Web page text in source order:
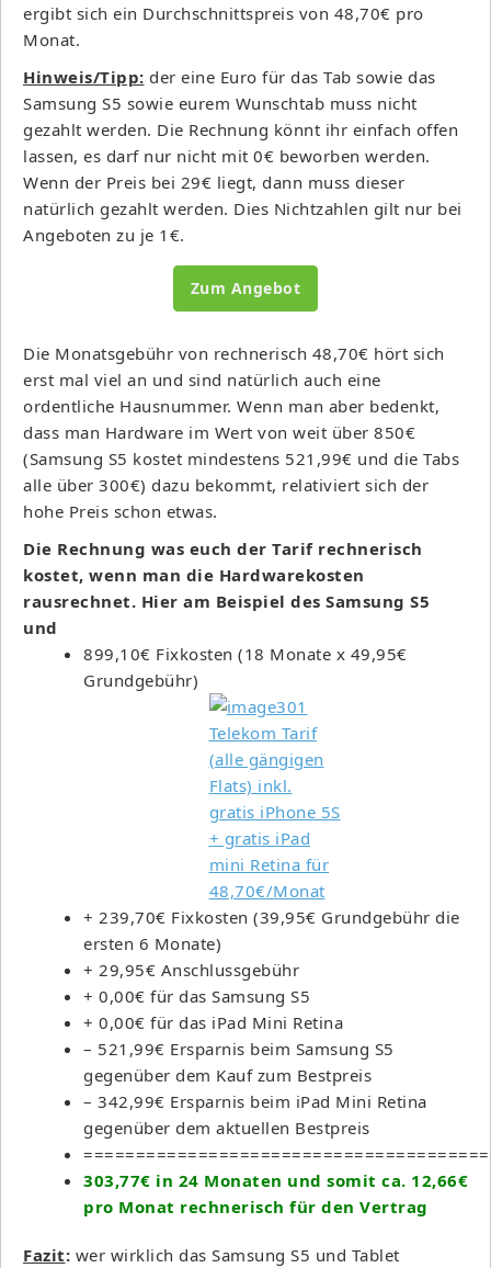
ergibt sich ein Durchschnittspreis von 48,70€ pro
Monat.
Hinweis/Tipp: der eine Euro für das Tab sowie das
Samsung S5 sowie eurem Wunschtab muss nicht
gezahlt werden. Die Rechnung könnt ihr einfach offen
lassen, es darf nur nicht mit 0€ beworben werden.
Wenn der Preis bei 29€ liegt, dann muss dieser
natürlich gezahlt werden. Dies Nichtzahlen gilt nur bei
Angeboten zu je 1€.
Zum Angebot
Die Monatsgebühr von rechnerisch 48,70€ hört sich
erst mal viel an und sind natürlich auch eine
ordentliche Hausnummer. Wenn man aber bedenkt,
dass man Hardware im Wert von weit über 850€
(Samsung S5 kostet mindestens 521,99€ und die Tabs
alle über 300€) dazu bekommt, relativiert sich der
hohe Preis schon etwas.
Die Rechnung was euch der Tarif rechnerisch
kostet, wenn man die Hardwarekosten
rausrechnet. Hier am Beispiel des Samsung S5
und
899,10€ Fixkosten (18 Monate x 49,95€
Grundgebühr)
+ 239,70€ Fixkosten (39,95€ Grundgebühr die
ersten 6 Monate)
+ 29,95€ Anschlussgebühr
+ 0,00€ für das Samsung S5
+ 0,00€ für das iPad Mini Retina
– 521,99€ Ersparnis beim Samsung S5
gegenüber dem Kauf zum Bestpreis
– 342,99€ Ersparnis beim iPad Mini Retina
gegenüber dem aktuellen Bestpreis
303,77€ in 24 Monaten und somit ca. 12,66€
pro Monat rechnerisch für den Vertrag
Fazit: wer wirklich das Samsung S5 und Tablet